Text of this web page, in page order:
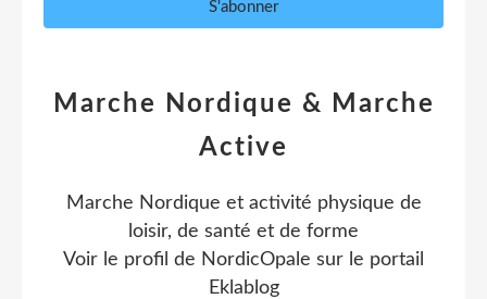
Marche Nordique & Marche
Active
Marche Nordique et activité physique de
loisir, de santé et de forme
Voir le profil de NordicOpale sur le portail
Eklablog